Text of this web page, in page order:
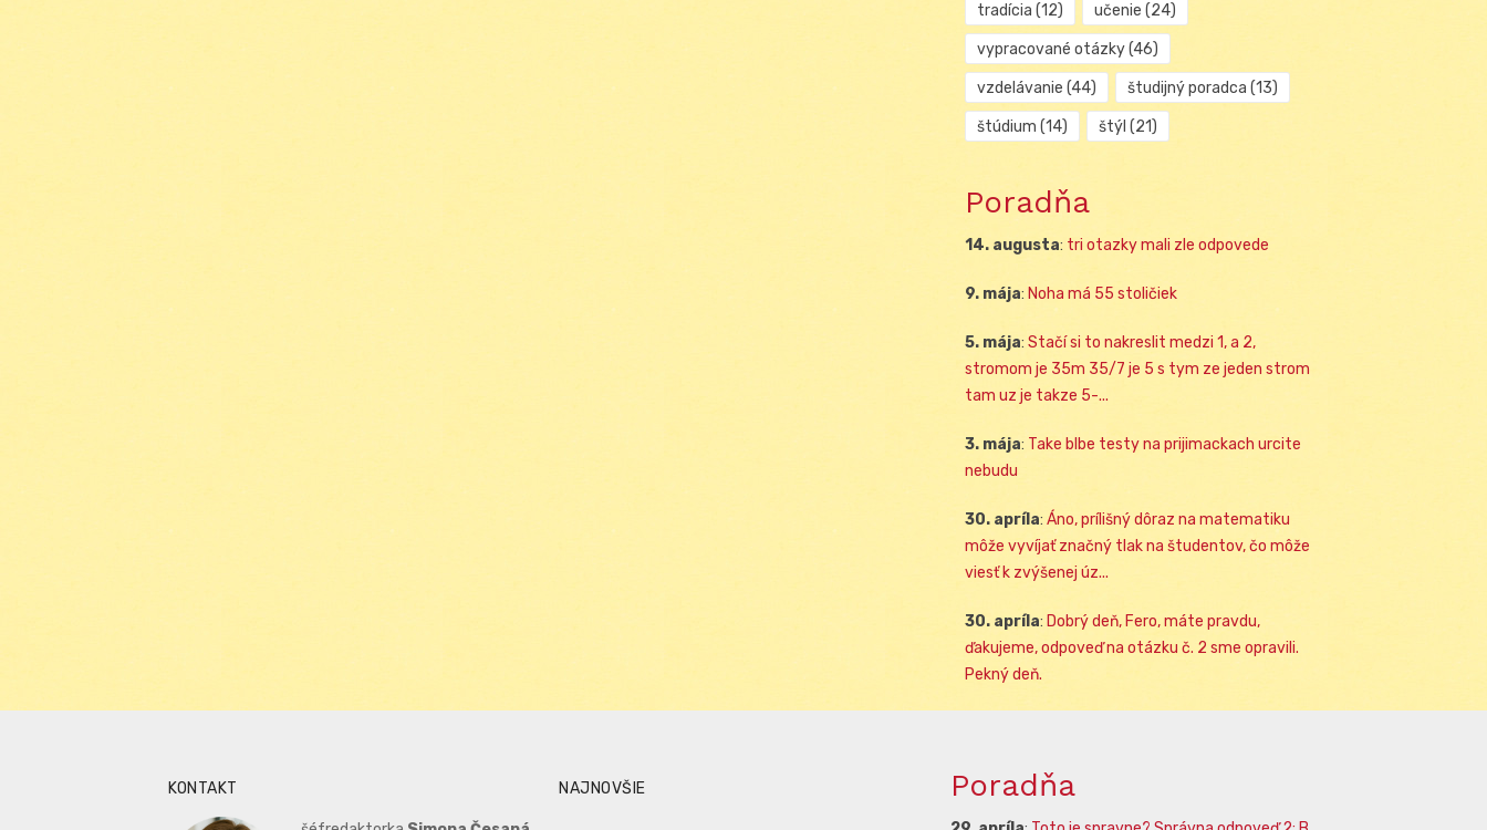
tradícia (12) učenie (24)
vypracované otázky(46)
vzdelávanie (44) študijný poradca (13)
štúdium (14) štýl (21)
Poradňa
14. augusta: tri otazky mali zle odpovede
9. mája: Noha má 55 stoličiek
5. mája: Stačí si to nakreslit medzi 1, a 2,
stromom je 35m 35/7 je 5 s tym ze jeden strom
tam uz je takze 5-...
3. mája: Take blbe testy na prijimackach urcite
nebudu
30. apríla: Áno, prílišný dôraz na matematiku
môže vyvíjať značný tlak na študentov, čo môže
viesť k zvýšenej úz...
30. apríla: Dobrý deň, Fero, máte pravdu,
ďakujeme, odpoveď na otázku č. 2 sme opravili.
Pekný deň.
KONTAKT NAJNOVŠIE Poradňa